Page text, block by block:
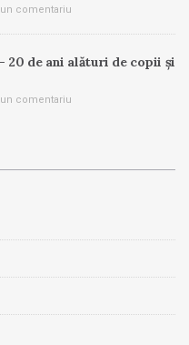
comentariu
20 de ani alături de copii și
comentariu